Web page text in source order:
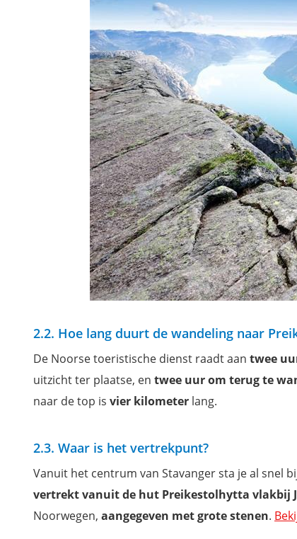
2.2. Hoe lang duurt de wandeling naar
De Noorse toeristische dienst raadt aan twee
uitzicht ter plaatse, en twee uur om terug te
naar de top is vier kilometer lang.
2.3. Waar is het vertrekpunt?
Vanuit het centrum van Stavanger sta je al snel
vertrekt vanuit de hut Preikestolhytta vlakbij
Noorwegen, aangegeven met grote stenen.